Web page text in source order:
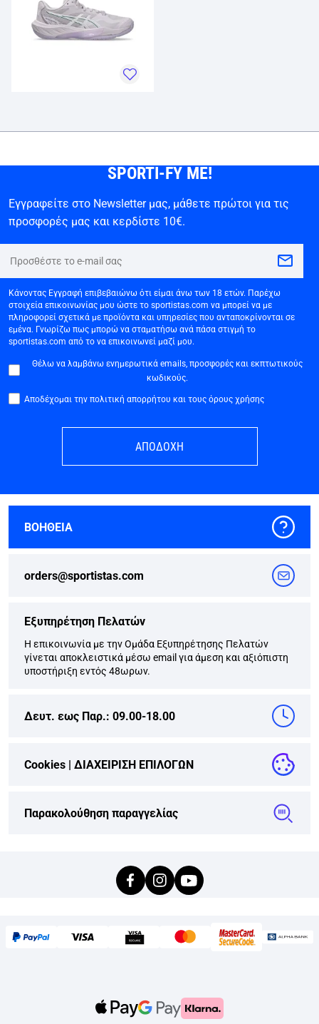
SPORTI-FY ME!
Εγγραφείτε στο Newsletter μας, μάθετε πρώτοι για τις
προσφορές μας και κερδίστε 10€.
Κάνοντας Εγγραφή επιβεβαιώνω ότι είμαι άνω των 18 ετών. Παρέχω
στοιχεία επικοινωνίας μου ώστε το sportistas.com να μπορεί να με
πληροφορεί σχετικά με προϊόντα και υπηρεσίες που ανταποκρίνονται σε
εμένα. Γνωρίζω πως μπορώ να σταματήσω ανά πάσα στιγμή το
sportistas.com από το να επικοινωνεί μαζί μου.
Θέλω να λαμβάνω ενημερωτικά emails, προσφορές και εκπτωτικούς
κωδικούς.
Αποδέχομαι την πολιτική απορρήτου και τους όρους χρήσης
ΑΠΟΔΟΧΗ
ΒΟΗΘΕΙΑ
orders@sportistas.com
Εξυπηρέτηση Πελατών
Η επικοινωνία με την Ομάδα Εξυπηρέτησης Πελατών
γίνεται αποκλειστικά μέσω email για άμεση και αξιόπιστη
υποστήριξη εντός 48ωρων.
Δευτ. εως Παρ.: 09.00-18.00
Cookies | ΔΙΑΧΕΙΡΙΣΗ ΕΠΙΛΟΓΩΝ
Παρακολούθηση παραγγελίας